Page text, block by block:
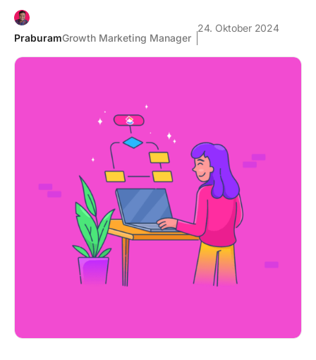
PraburamGrowth Marketing Manager
24. Oktober 2024